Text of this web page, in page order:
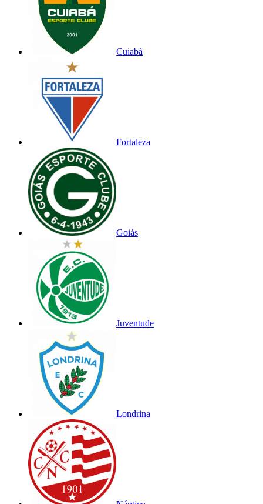
Cuiabá
Fortaleza
Goiás
Juventude
Londrina